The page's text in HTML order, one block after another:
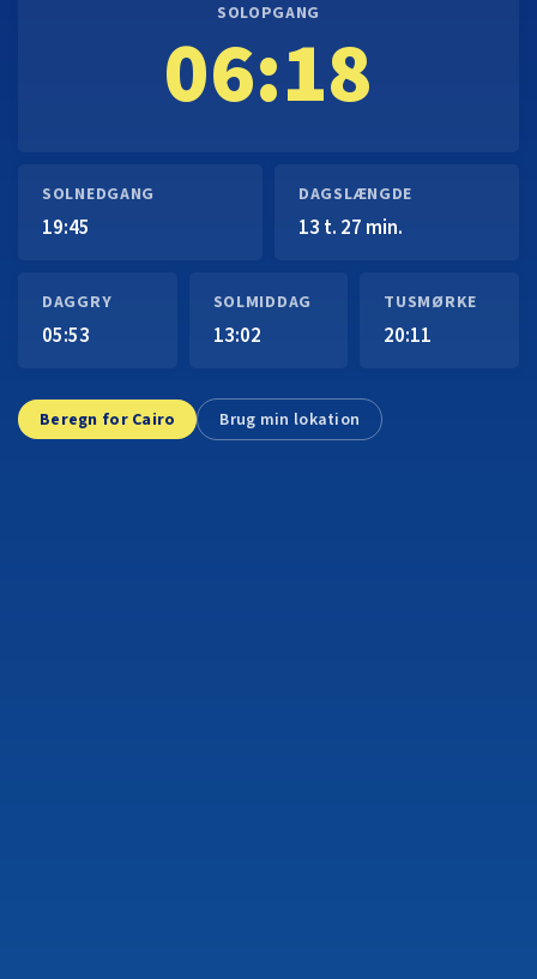
SOLOPGANG
06:18
SOLNEDGANG
19:45
DAGSLÆNGDE
13 t. 27 min.
DAGGRY
05:53
SOLMIDDAG
13:02
TUSMØRKE
20:11
Beregn for Cairo Brug min lokation